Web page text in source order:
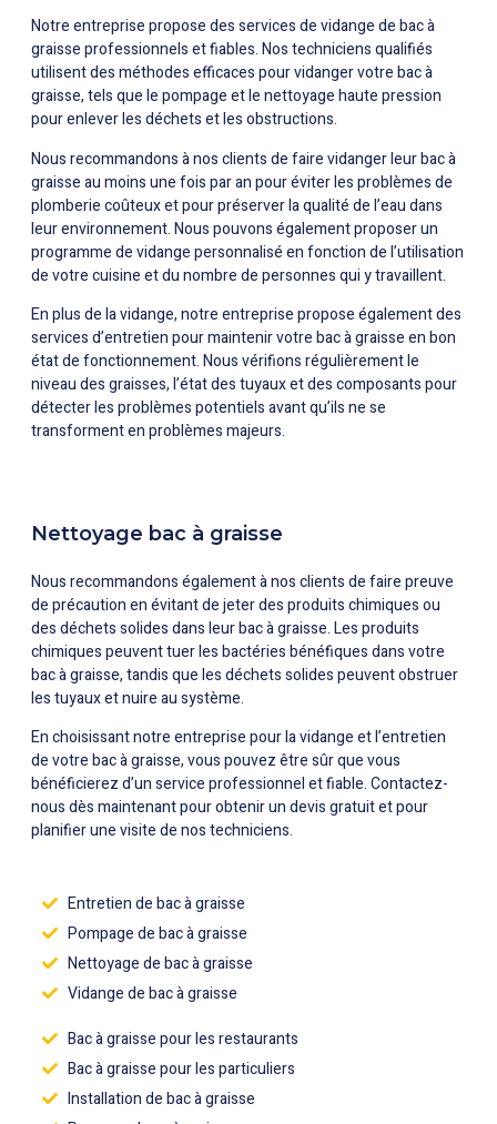
Notre entreprise propose des services de vidange de bac à
graisse professionnels et fiables. Nos techniciens qualifiés
utilisent des méthodes efficaces pour vidanger votre bac à
graisse, tels que le pompage et le nettoyage haute pression
pour enlever les déchets et les obstructions.
Nous recommandons à nos clients de faire vidanger leur bac à
graisse au moins une fois par an pour éviter les problèmes de
plomberie coûteux et pour préserver la qualité de l’eau dans
leur environnement. Nous pouvons également proposer un
programme de vidange personnalisé en fonction de l’utilisation
de votre cuisine et du nombre de personnes qui y travaillent.
En plus de la vidange, notre entreprise propose également des
services d’entretien pour maintenir votre bac à graisse en bon
état de fonctionnement. Nous vérifions régulièrement le
niveau des graisses, l’état des tuyaux et des composants pour
détecter les problèmes potentiels avant qu’ils ne se
transforment en problèmes majeurs.
Nettoyage bac à graisse
Nous recommandons également à nos clients de faire preuve
de précaution en évitant de jeter des produits chimiques ou
des déchets solides dans leur bac à graisse. Les produits
chimiques peuvent tuer les bactéries bénéfiques dans votre
bac à graisse, tandis que les déchets solides peuvent obstruer
les tuyaux et nuire au système.
En choisissant notre entreprise pour la vidange et l’entretien
de votre bac à graisse, vous pouvez être sûr que vous
bénéficierez d’un service professionnel et fiable. Contactez-
nous dès maintenant pour obtenir un devis gratuit et pour
planifier une visite de nos techniciens.
Entretien de bac à graisse
Pompage de bac à graisse
Nettoyage de bac à graisse
Vidange de bac à graisse
Bac à graisse pour les restaurants
Bac à graisse pour les particuliers
Installation de bac à graisse